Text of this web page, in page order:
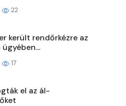
22
került rendőrkézre az
17
el az ál-